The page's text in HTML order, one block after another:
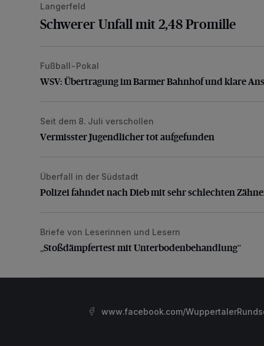
Langerfeld
Schwerer Unfall mit 2,48 Promille
WSV: Übertragung im Barmer Bahnhof und klare
Fußball-Pokal
WSV: Übertragung im Barmer Bahnhof und klare
Vermisster Jugendlicher tot aufgefunden
Seit dem 8. Juli verschollen
Vermisster Jugendlicher tot aufgefunden
Polizei fahndet nach Dieb mit sehr schlechten Zähnen
Überfall in der Südstadt
Polizei fahndet nach Dieb mit sehr schlechten
„Stoßdämpfertest mit Unterbodenbehandlung“
Briefe von Leserinnen und Lesern
„Stoßdämpfertest mit Unterbodenbehandlung“
www.facebook.com/